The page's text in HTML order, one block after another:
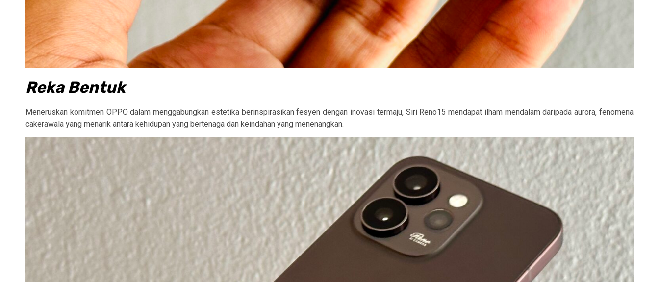
Reka Bentuk
Meneruskan komitmen OPPO dalam menggabungkan estetika berinspirasikan fesyen dengan inovasi termaju, Siri Reno15 mendapat ilham mendalam daripadaaurora, fenomena
cakerawala yang menarik antara kehidupan yang bertenaga dan keindahan yang menenangkan.